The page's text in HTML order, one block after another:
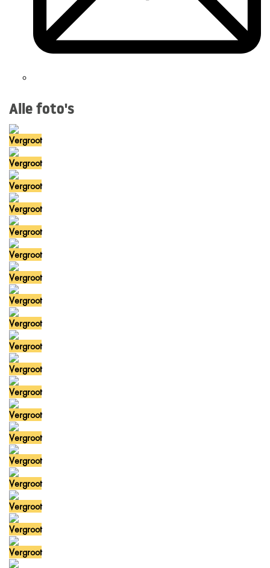
Alle foto's
Vergroot
Vergroot
Vergroot
Vergroot
Vergroot
Vergroot
Vergroot
Vergroot
Vergroot
Vergroot
Vergroot
Vergroot
Vergroot
Vergroot
Vergroot
Vergroot
Vergroot
Vergroot
Vergroot